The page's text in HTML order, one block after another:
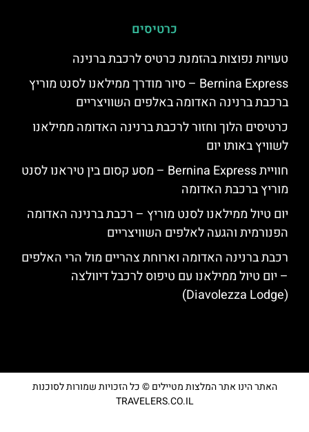
כרטיסים
טעויות נפוצות בהזמנת כרטיס לרכבת ברנינה
Bernina Express – סיור מודרך ממילאנו לסנט מוריץ
ברכבת ברנינה האדומה באלפים השוויצריים
כרטיסים הלוך וחזור לרכבת ברנינה האדומה ממילאנו
לשוויץ באותו יום
חוויית Bernina Express – מסע קסום בין טיראנו לסנט
מוריץ ברכבת האדומה
יום טיול ממילאנו לסנט מוריץ – רכבת ברנינה האדומה
הפנורמית והגעה לאלפים השוויצריים
רכבת ברנינה האדומה וארוחת צהריים מול הרי האלפים
– יום טיול ממילאנו עם טיפוס לרכבל דיוולצה
(Diavolezza Lodge)
האתר הינו אתר המלצות מטיילים © כל הזכויות שמורות לסוכנות
TRAVELERS.CO.IL